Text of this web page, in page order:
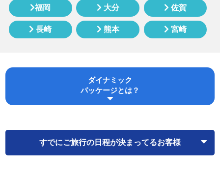
福岡 大分 佐賀
長崎 熊本 宮崎
ダイナミック
パッケージとは？
すでにご旅行の日程が決まってるお客様